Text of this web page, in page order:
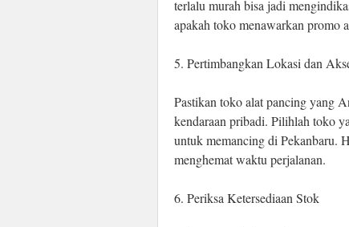
terlalu murah bisa jadi
apakah toko menawarkan promo
5. Pertimbangkan Lokasi dan
Pastikan toko alat pancing yang
kendaraan pribadi. Pilihlah toko
untuk memancing di Pekanbaru.
menghemat waktu perjalanan.
6. Periksa Ketersediaan Stok